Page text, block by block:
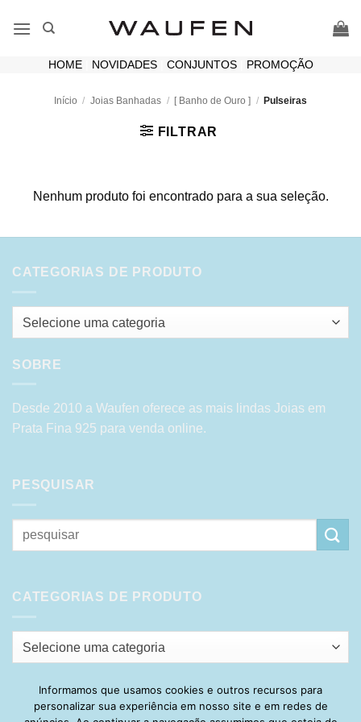
HOME| NOVIDADES| CONJUNTOS| PROMOÇÃO
Início / Joias Banhadas / [ Banho de Ouro ] / Pulseiras
FILTRAR
Nenhum produto foi encontrado para a sua seleção.
CATEGORIAS DE PRODUTO
Selecione uma categoria
SOBRE
Desde 2010 a Waufen oferece as mais lindas Joias em
Prata Fina 925 para venda online.
PESQUISAR
Pesquisar
por:
CATEGORIAS DE PRODUTO
Selecione uma categoria
Visa PayPal Stripe MasterCard
Cash
Informamos que usamos cookies e outros recursos para
personalizar sua experiência em nosso site e em redes de